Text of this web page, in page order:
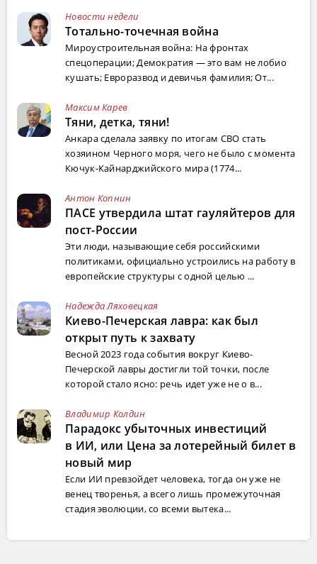
Новости недели
Тотально-точечная война
Мироустроительная война: На фронтах
спецоперации; Демократия — это вам не лобио
кушать; Евроразвод и девичья фамилия; От...
Максим Карев
Тяни, детка, тяни!
Анкара сделала заявку по итогам СВО стать
хозяином Черного моря, чего не было с момента
Кючук-Кайнарджийского мира (1774...
Антон Копнин
ПАСЕ утвердила штат гауляйтеров для
пост-России
Эти люди, называющие себя российскими
политиками, официально устроились на работу в
европейские структуры с одной целью ...
Надежда Ляховецкая
Киево-Печерская лавра: как был
открыт путь к захвату
Весной 2023 года события вокруг Киево-
Печерской лавры достигли той точки, после
которой стало ясно: речь идет уже не о в...
Владимир Колдин
Парадокс убыточных инвестиций
в ИИ, или Цена за лотерейный билет в
новый мир
Если ИИ превзойдет человека, тогда он уже не
венец творенья, а всего лишь промежуточная
стадия эволюции, со всеми вытека...